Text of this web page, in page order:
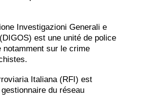
Investigazioni Generali e
est une unité de police
notamment sur le crime
Italiana (RFI) est
du réseau